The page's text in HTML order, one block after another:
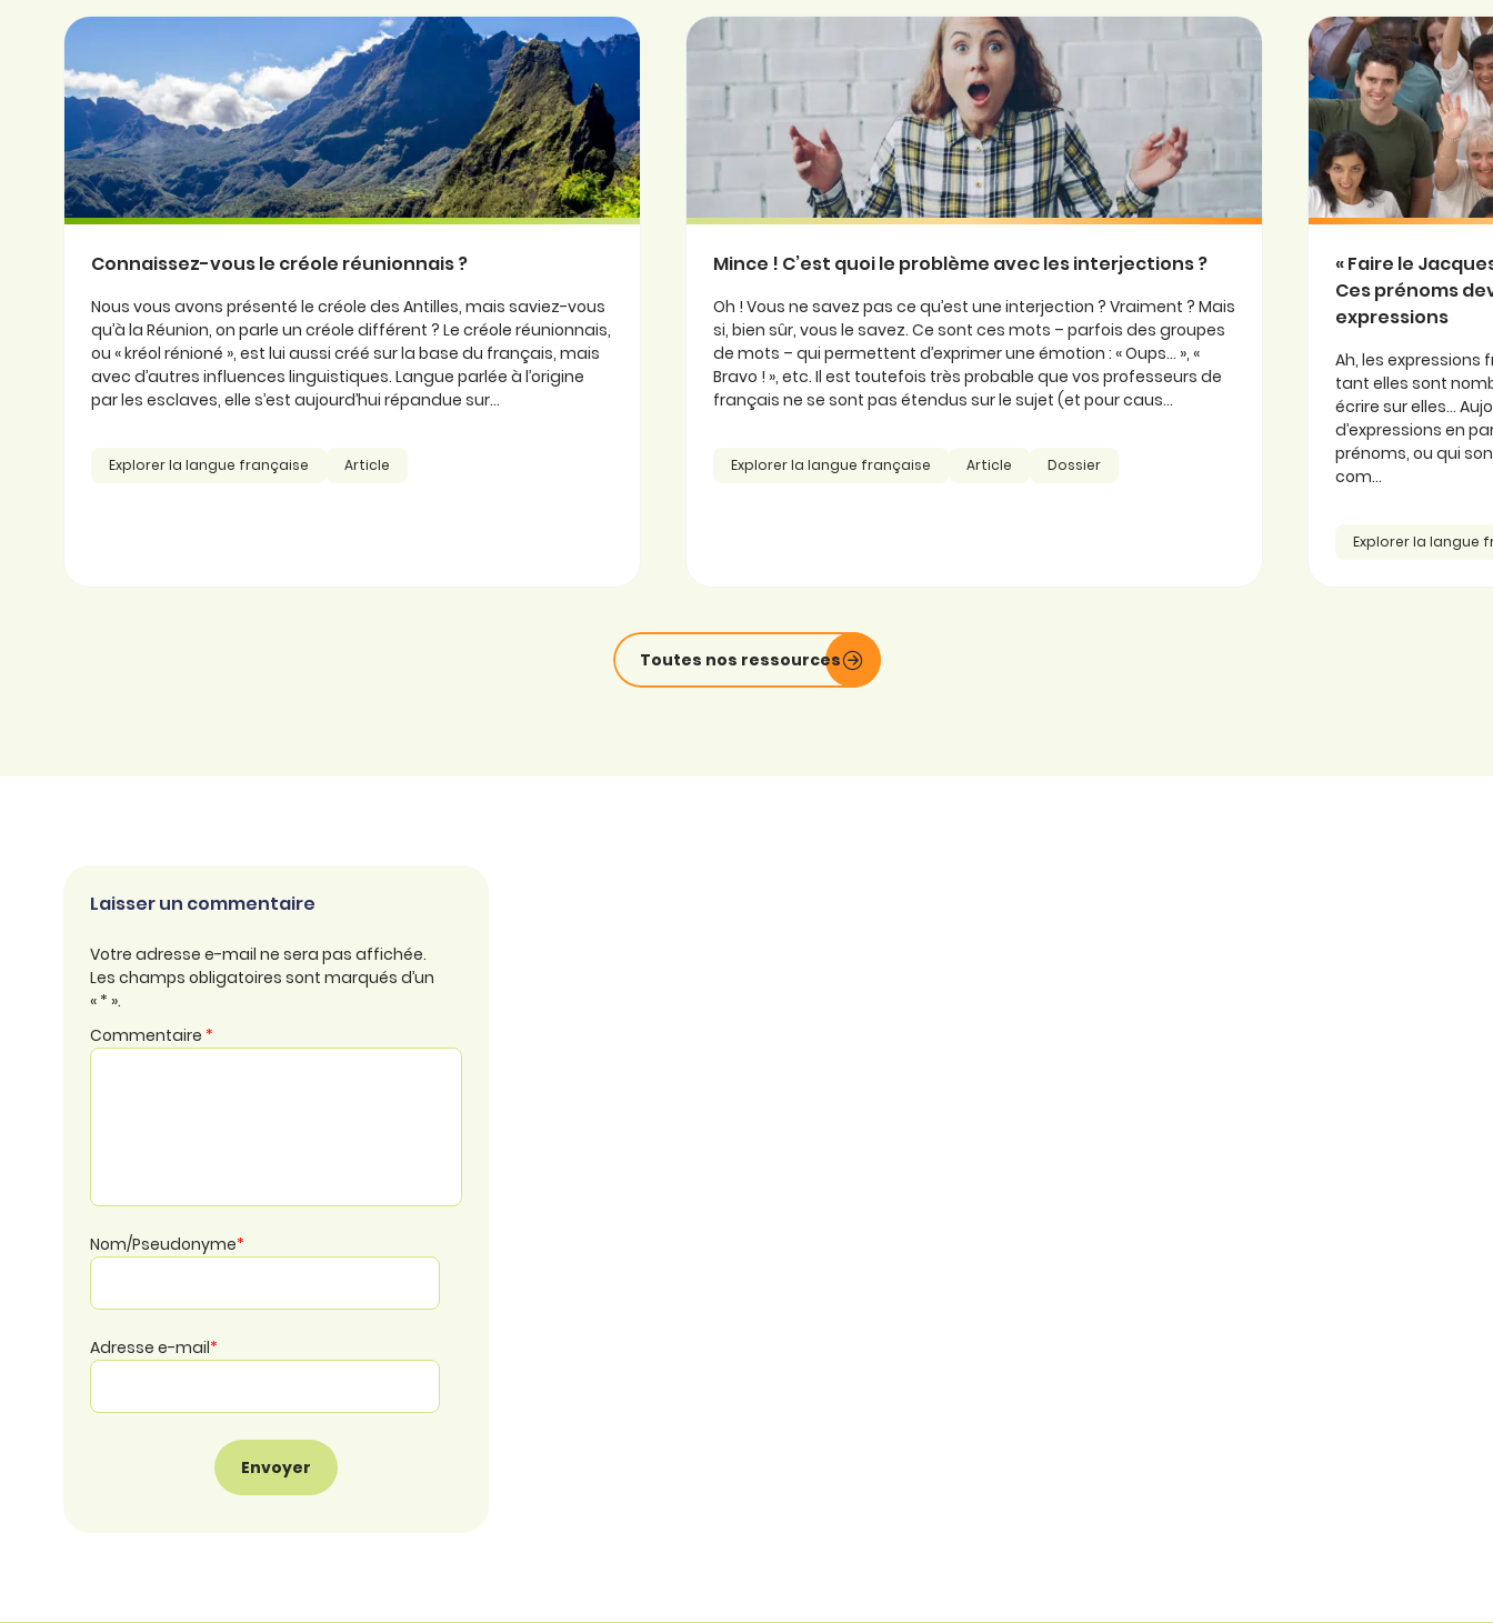
Connaissez-vous le créole réunionnais ?
Nous vous avons présenté le créole des Antilles, mais saviez-vous
qu’à la Réunion, on parle un créole différent ? Le créole réunionnais,
ou « kréol rénioné », est lui aussi créé sur la base du français, mais
avec d’autres influences linguistiques. Langue parlée à l’origine
par les esclaves, elle s’est aujourd’hui répandue sur...
Explorer la langue française Article
Mince ! C’est quoi le problème avec les interjections ?
Oh ! Vous ne savez pas ce qu’est une interjection ? Vraiment ? Mais
si, bien sûr, vous le savez. Ce sont ces mots – parfois des groupes
de mots – qui permettent d’exprimer une émotion : « Oups… », «
Bravo ! », etc. Il est toutefois très probable que vos professeurs de
français ne se sont pas étendus sur le sujet (et pour caus...
Explorer la langue française Article Dossier
« Faire le
Ces prénoms
expressions
Ah, les expressions
tant elles sont
écrire sur elles…
d’expressions en
prénoms, ou qui
com...
Explorer la langue
Toutes nos ressources
Laisser un commentaire
Votre adresse e-mail ne sera pas affichée.
Les champs obligatoires sont marqués d’un
« * ».
Commentaire *
Nom/Pseudonyme*
Adresse e-mail*